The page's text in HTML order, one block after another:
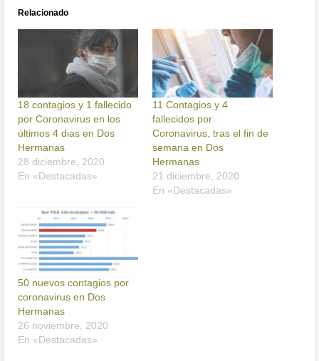
Relacionado
18 contagios y 1 fallecido
por Coronavirus en los
últimos 4 dias en Dos
Hermanas
28 diciembre, 2020
En «Destacadas»
11 Contagios y 4
fallecidos por
Coronavirus, tras el fin de
semana en Dos
Hermanas
21 diciembre, 2020
En «Destacadas»
50 nuevos contagios por
coronavirus en Dos
Hermanas
26 noviembre, 2020
En «Destacadas»